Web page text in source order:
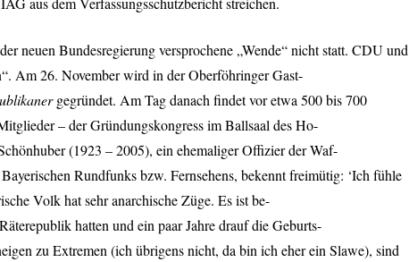
neuen Bundesregierung versprochene „Wende“ nicht statt. CDUund
Am 26. November wird in der Oberföhringer Gast-
gegründet. Am Tag danach findet vor etwa 500 bis 700
– der Gründungskongress im Ballsaal des Ho-
(1923 – 2005), ein ehemaliger Offizier der Waf-
Rundfunks bzw. Fernsehens, bekennt freimütig: ‘Ich fühle
Volk hat sehr anarchische Züge. Es ist be-
hatten und ein paar Jahre drauf die Geburts-
zu Extremen (ich übrigens nicht, da bin ich eher ein Slawe), sind